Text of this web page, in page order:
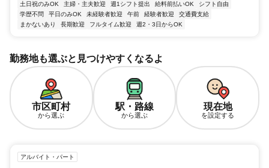
土日祝のみOK
主婦・主夫歓迎 週1シフト提出 給料前払いOK
シフト自由
学歴不問
平日のみOK 未経験者歓迎 午前 経験者歓迎
交通費支給
まかないあり
長期歓迎 フルタイム歓迎 週2・3日からOK
勤務地も選ぶと見つけやすくなるよ
市区町村
から選ぶ
駅・路線
から選ぶ
現在地
を設定する
アルバイト・パート